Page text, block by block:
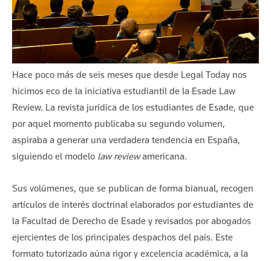
Hace poco más de seis meses que desde Legal Today nos
hicimos eco de la iniciativa estudiantil de la Esade Law
Review. La revista jurídica de los estudiantes de Esade, que
por aquel momento publicaba su segundo volumen,
aspiraba a generar una verdadera tendencia en España,
siguiendo el modelo law reviewamericana.
Sus volúmenes, que se publican de forma bianual, recogen
artículos de interés doctrinal elaborados por estudiantes de
la Facultad de Derecho de Esade y revisados por abogados
ejercientes de los principales despachos del país. Este
formato tutorizado aúna rigor y excelencia académica, a la